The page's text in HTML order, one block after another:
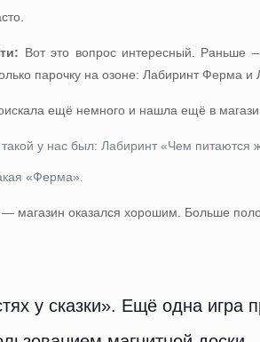
Вот это вопрос интересный. Раньше
парочку на озоне: Лабиринт Ферма и
ещё немного и нашла ещё в
у нас был: Лабиринт «Чем питаются
«Ферма»
магазин оказался хорошим. Больше
у сказки». Ещё одна игра